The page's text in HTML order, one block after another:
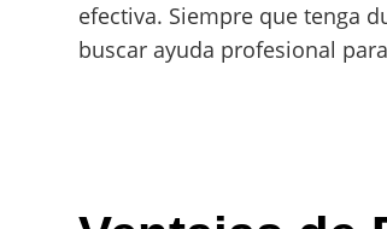
efectiva. Siempre que tenga
buscar ayuda profesional